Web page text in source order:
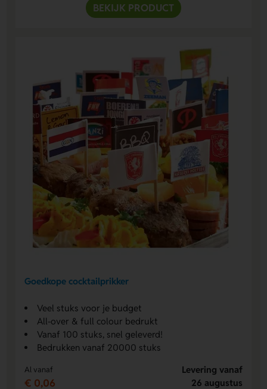
BEKIJK PRODUCT
Goedkope cocktailprikker
Veel stuks voor je budget
All-over & full colour bedrukt
Vanaf 100 stuks, snel geleverd!
Bedrukken vanaf 20000 stuks
Al vanaf
€ 0,06
Levering vanaf
26 augustus